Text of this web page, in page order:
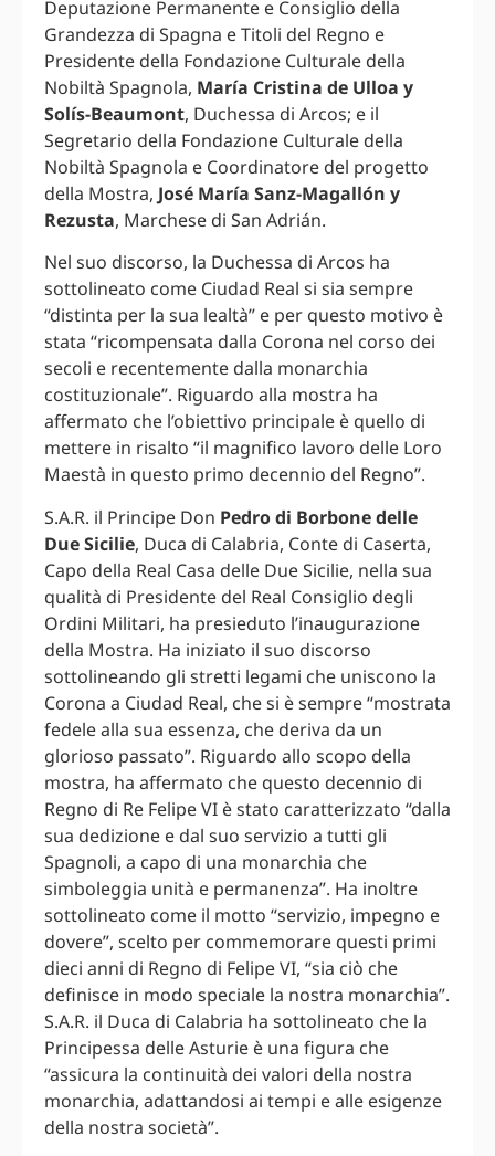
Deputazione Permanente e Consiglio della
Grandezza di Spagna e Titoli del Regno e
Presidente della Fondazione Culturale della
Nobiltà Spagnola, María Cristina de Ulloa y
Solís-Beaumont, Duchessa di Arcos; e il
Segretario della Fondazione Culturale della
Nobiltà Spagnola e Coordinatore del progetto
della Mostra, José María Sanz-Magallón y
Rezusta, Marchese di San Adrián.
Nel suo discorso, la Duchessa di Arcos ha
sottolineato come Ciudad Real si sia sempre
“distinta per la sua lealtà” e per questo motivo è
stata “ricompensata dalla Corona nel corso dei
secoli e recentemente dalla monarchia
costituzionale”. Riguardo alla mostra ha
affermato che l’obiettivo principale è quello di
mettere in risalto “il magnifico lavoro delle Loro
Maestà in questo primo decennio del Regno”.
S.A.R. il Principe Don Pedro di Borbone delle
Due Sicilie, Duca di Calabria, Conte di Caserta,
Capo della Real Casa delle Due Sicilie, nella sua
qualità di Presidente del Real Consiglio degli
Ordini Militari, ha presieduto l’inaugurazione
della Mostra. Ha iniziato il suo discorso
sottolineando gli stretti legami che uniscono la
Corona a Ciudad Real, che si è sempre “mostrata
fedele alla sua essenza, che deriva da un
glorioso passato”. Riguardo allo scopo della
mostra, ha affermato che questo decennio di
Regno di Re Felipe VI è stato caratterizzato “dalla
sua dedizione e dal suo servizio a tutti gli
Spagnoli, a capo di una monarchia che
simboleggia unità e permanenza”. Ha inoltre
sottolineato come il motto “servizio, impegno e
dovere”, scelto per commemorare questi primi
dieci anni di Regno di Felipe VI, “sia ciò che
definisce in modo speciale la nostra monarchia”.
S.A.R. il Duca di Calabria ha sottolineato che la
Principessa delle Asturie è una figura che
“assicura la continuità dei valori della nostra
monarchia, adattandosi ai tempi e alle esigenze
della nostra società”.